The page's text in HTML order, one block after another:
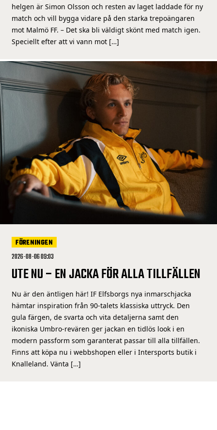
helgen är Simon Olsson och resten av laget laddade för ny
match och vill bygga vidare på den starka trepoängaren
mot Malmö FF. – Det ska bli väldigt skönt med match igen.
Speciellt efter att vi vann mot […]
FÖRENINGEN
2026-08-06 09:03
UTE NU – EN JACKA FÖR ALLA TILLFÄLLEN
Nu är den äntligen här! IF Elfsborgs nya inmarschjacka
hämtar inspiration från 90-talets klassiska uttryck. Den
gula färgen, de svarta och vita detaljerna samt den
ikoniska Umbro-revären ger jackan en tidlös look i en
modern passform som garanterat passar till alla tillfällen.
Finns att köpa nu i webbshopen eller i Intersports butik i
Knalleland. Vänta […]